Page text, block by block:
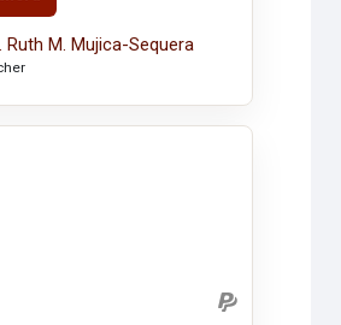
Ruth M. Mujica-Sequera
DE TECNOLOGÍAS DIGITALES EN LA